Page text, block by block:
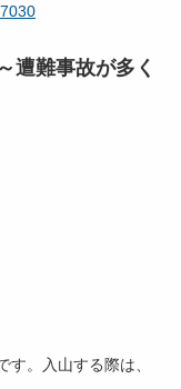
遭難事故が多く
。入山する際は、